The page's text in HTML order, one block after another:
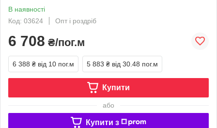
В наявності
Код: 03624
Опт і роздріб
6 708 ₴/пог.м
6 388 ₴ від 10 пог.м 5 883 ₴ від 30.48 пог.м
Купити
або
Купити з